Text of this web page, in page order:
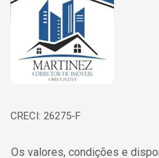
CRECI: 26275-F
Os valores, condições e